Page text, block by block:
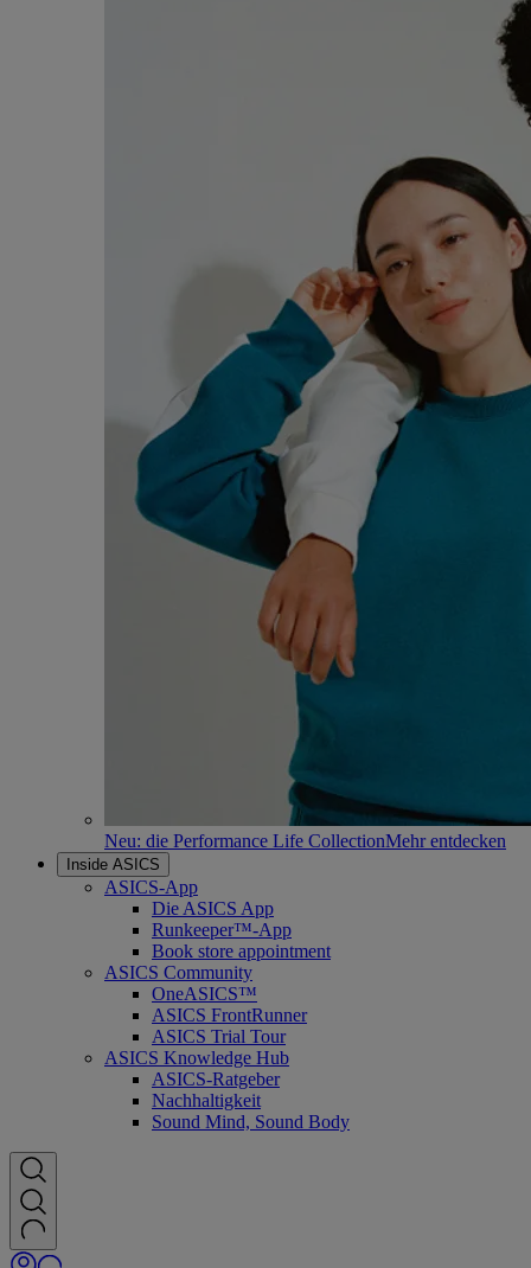
Neu: die Performance Life CollectionMehr entdecken
Inside ASICS
ASICS-App
Die ASICS App
Runkeeper™-App
Book store appointment
ASICS Community
OneASICS™
ASICS FrontRunner
ASICS Trial Tour
ASICS Knowledge Hub
ASICS-Ratgeber
Nachhaltigkeit
Sound Mind, Sound Body